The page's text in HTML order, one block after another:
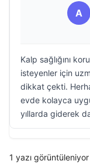
A
Kalp sağlığını
isteyenler için
dikkat çekti.
evde kolayca
yıllarda giderek
1 yazı